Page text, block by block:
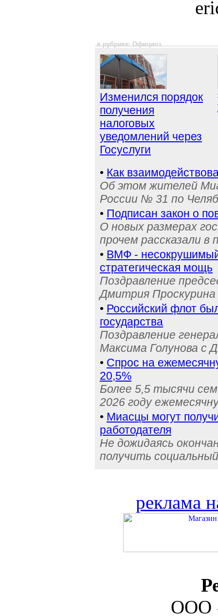
в рубрике: Официоз
Изменился порядок
получения
налоговых
уведомлений через
Госуслуги
• Как
Об этом жителей
России № 31 по
• Подписан закон о
О новых размерах
прочем рассказали в
• ВМФ -
стратегическая мощь
Поздравление
Дмитрия
• Российский флот
государства
Поздравление
Максима Голунова с
• Спрос на
20,5%
Более 5,5 тысячи
2026 году
• Миасцы могут
работодателя
Не дожидаясь
получить
реклама
ООО